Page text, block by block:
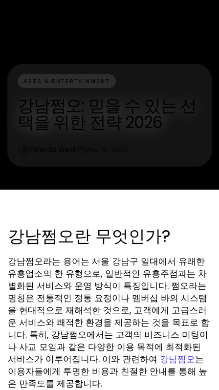
ARTS & ENTERTAINMENT
강남쩜오: 믿을 수 있는 선
택을 위한 전략 2026
강남쩜오란 무엇인가?
강남쩜오라는 용어는 서울 강남구 일대에서 유래한
유흥업소의 한 유형으로, 일반적인 유흥주점과는 차
별화된 서비스와 운영 방식이 특징입니다. 쩜오라는
명칭은 전통적인 정통 요정이나 멤버십 바의 시스템
을 현대적으로 재해석한 것으로, 고객에게 고급스러
운 서비스와 쾌적한 환경을 제공하는 것을 목표로 합
니다. 특히, 강남쩜오에서는 고객의 비즈니스 미팅이
나 사교 모임과 같은 다양한 이용 목적에 최적화된
서비스가 이루어집니다. 이와 관련하여 강남쩜오는
이용자들에게 투명한 비용과 친절한 안내를 통해 높
은 만족도를 제공합니다.